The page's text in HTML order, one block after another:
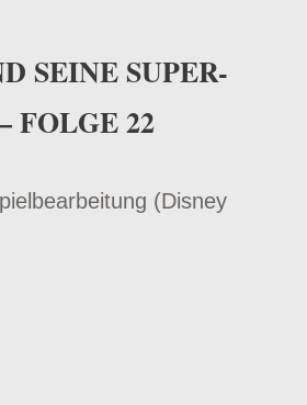
SEINE SUPER-
FOLGE 22
(Disney